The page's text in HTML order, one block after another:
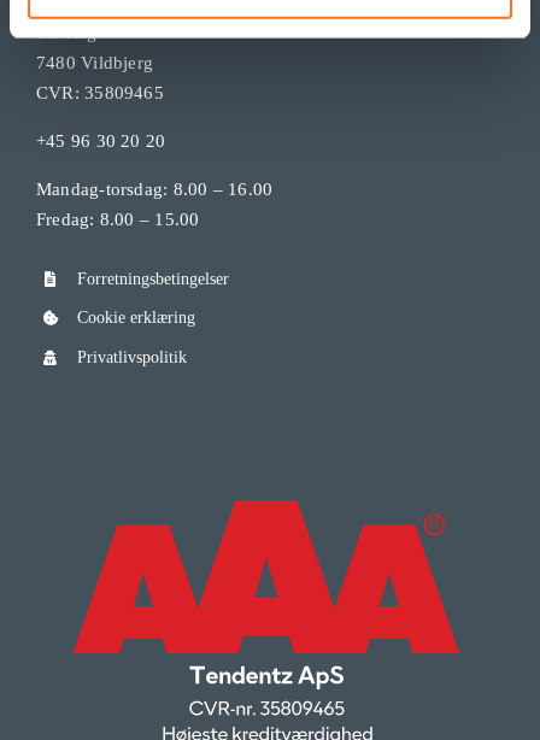
7480 Vildbjerg
CVR: 35809465
+45 96 30 20 20
Mandag-torsdag: 8.00 – 16.00
Fredag: 8.00 – 15.00
Forretningsbetingelser
Cookie erklæring
Privatlivspolitik